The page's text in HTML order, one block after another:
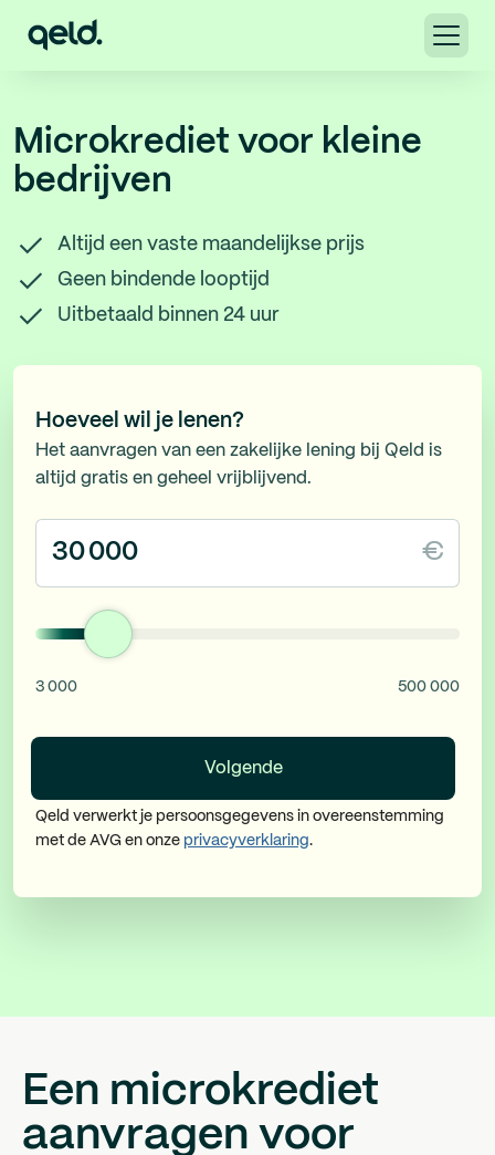
Microkrediet voor kleine
bedrijven
Altijd een vaste maandelijkse prijs
Geen bindende looptijd
Uitbetaald binnen 24 uur
Hoeveel wil je lenen?
Het aanvragen van een zakelijke lening bij Qeld is
altijd gratis en geheel vrijblijvend.
€
3 000 500 000
Volgende
Qeld verwerkt je persoonsgegevens in overeenstemming
met de AVG en onze privacyverklaring.
Een microkrediet
aanvragen voor